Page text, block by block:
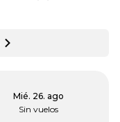
Mié. 26. ago
Sin vuelos